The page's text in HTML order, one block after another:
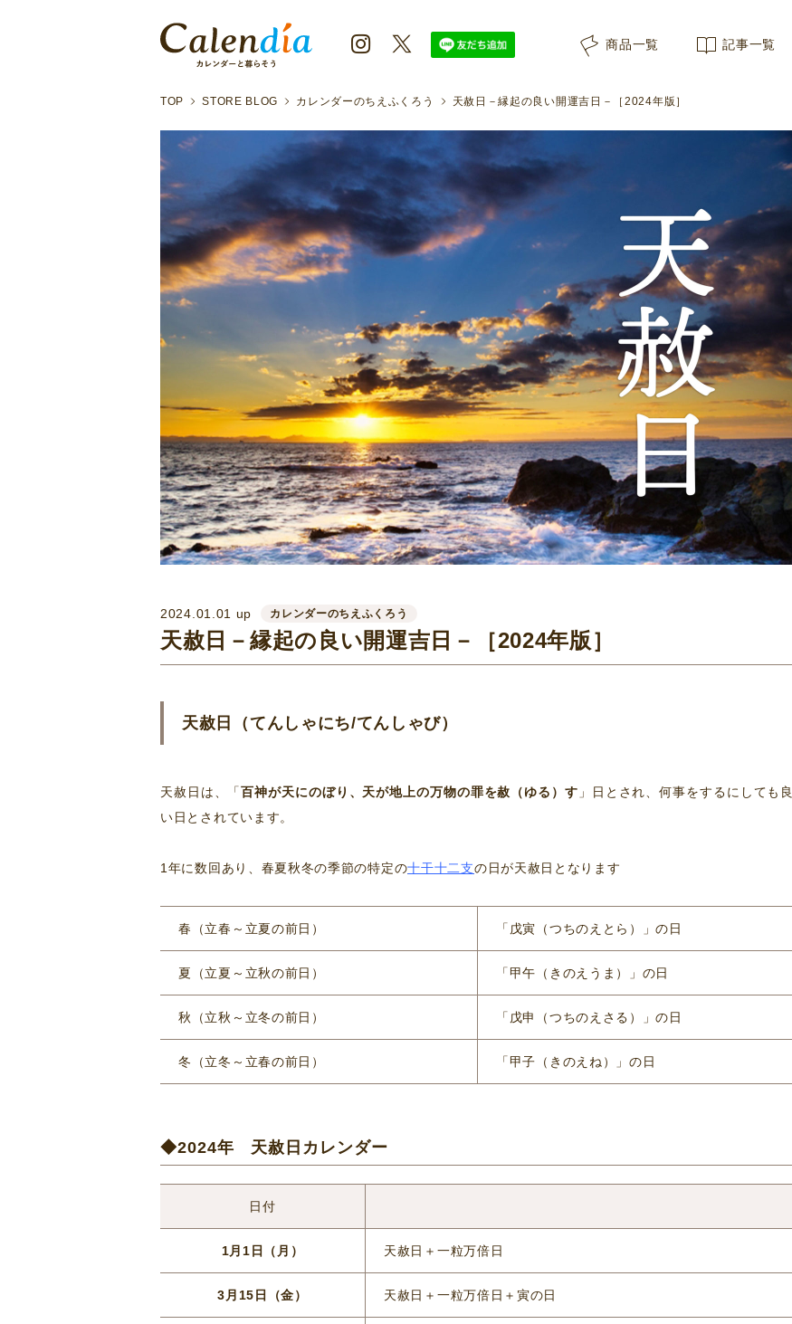
商品一覧 記事一覧
TOP STORE BLOG カレンダーのちえふくろう 天赦日－縁起の良い開運吉日－［2024年版］
2024.01.01 up カレンダーのちえふくろう
天赦日－縁起の良い開運吉日－［2024年版］
天赦日（てんしゃにち/てんしゃび）
天赦日は、「百神が天にのぼり、天が地上の万物の罪を赦（ゆる）す 」日とされ、何事をするにしても良
い日とされています。
1年に数回あり、春夏秋冬の季節の特定の十干十二支の日が天赦日となります
春（立春～立夏の前日） 「戊寅（つちのえとら）」の日
夏（立夏～立秋の前日） 「甲午（きのえうま）」の日
秋（立秋～立冬の前日） 「戊申（つちのえさる）」の日
冬（立冬～立春の前日） 「甲子（きのえね）」の日
◆2024年 天赦日カレンダー
日付
1月1日（月） 天赦日＋一粒万倍日
3月15日（金） 天赦日＋一粒万倍日＋寅の日